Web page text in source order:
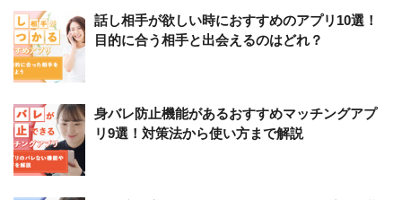
話し相手が欲しい時におすすめのアプリ10選！
目的に合う相手と出会えるのはどれ？
身バレ防止機能があるおすすめマッチングアプ
リ9選！対策法から使い方まで解説